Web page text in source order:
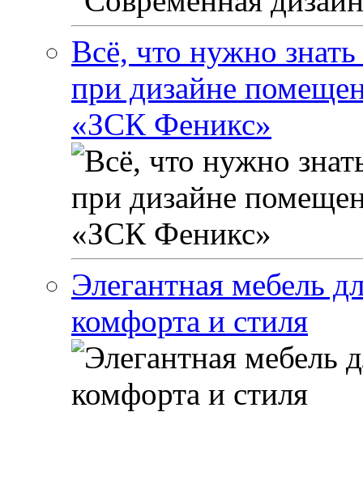
Всё, что нужно
при дизайне
«ЗСК Феникс»
Элегантная мебель
комфорта и стиля